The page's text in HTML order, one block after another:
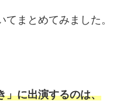
てまとめてみました。
」に出演するのは、